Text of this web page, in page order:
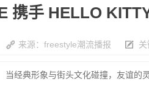
携手 HELLO
来源：freestyle潮流播报 关
当经典形象与街头文化碰撞，友谊的